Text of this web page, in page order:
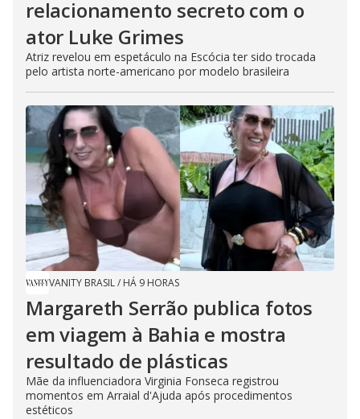
relacionamento secreto com o
ator Luke Grimes
Atriz revelou em espetáculo na Escócia ter sido trocada
pelo artista norte-americano por modelo brasileira
VANITY BRASIL/ HÁ 9 HORAS
Margareth Serrão publica fotos
em viagem à Bahia e mostra
resultado de plásticas
Mãe da influenciadora Virginia Fonseca registrou
momentos em Arraial d'Ajuda após procedimentos
estéticos